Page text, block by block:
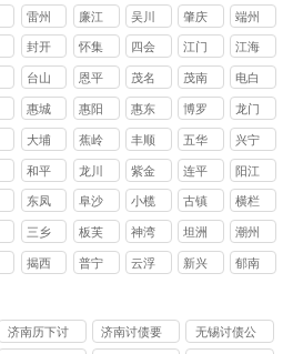
县
县
区
区
雷州
市
廉江
市
吴川
市
肇庆
端州
区
封开
县
怀集
县
四会
市
江门
江海
区
台山
县
恩平
县
茂名
茂南
区
电白
区
惠城
区
惠阳
区
惠东
县
博罗
县
龙门
县
大埔
县
蕉岭
县
丰顺
县
五华
县
兴宁
市
和平
县
龙川
县
紫金
县
连平
县
阳江
东凤
镇
阜沙
镇
小榄
镇
古镇
镇
横栏
镇
三乡
镇
板芙
镇
神湾
镇
坦洲
镇
潮州
揭西
普宁
云浮
新兴
郁南
济南历下讨
济南讨债要
无锡讨债公